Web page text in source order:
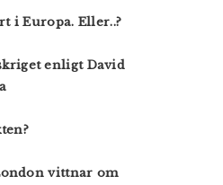
i Europa. Eller..?
enligt David
vittnar om